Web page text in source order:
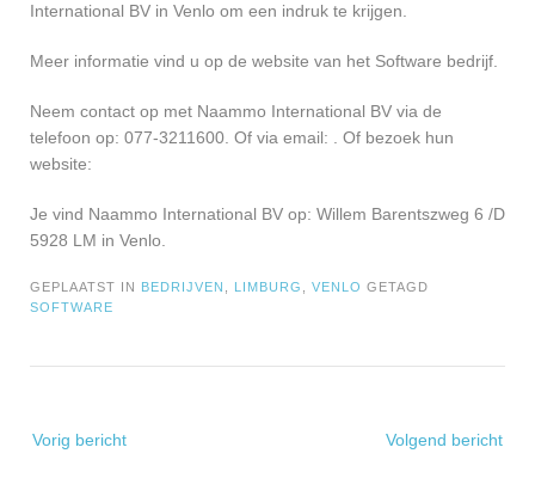
International BV in Venlo om een indruk te krijgen.
Meer informatie vind u op de website van het Software bedrijf.
Neem contact op met Naammo International BV via de
telefoon op: 077-3211600. Of via email:
. Of bezoek hun
website:
Je vind Naammo International BV op: Willem Barentszweg 6 /D
5928 LM in Venlo.
GEPLAATST IN BEDRIJVEN LIMBURG VENLO GETAGD
SOFTWARE
navigatie
Vorig bericht Volgend bericht